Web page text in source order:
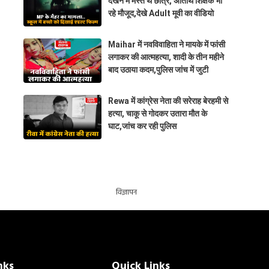
रहे मौजूद,देखे Adult मूवी का वीडियो
Maihar में नवविवाहिता ने मायके में फांसी
लगाकर की आत्महत्या, शादी के तीन महीने
बाद उठाया कदम,पुलिस जांच में जुटी
Rewa में कांग्रेस नेता की सरेराह बेरहमी से
हत्या, चाकू से गोदकर उतारा मौत के
घाट,जांच कर रही पुलिस
विज्ञापन